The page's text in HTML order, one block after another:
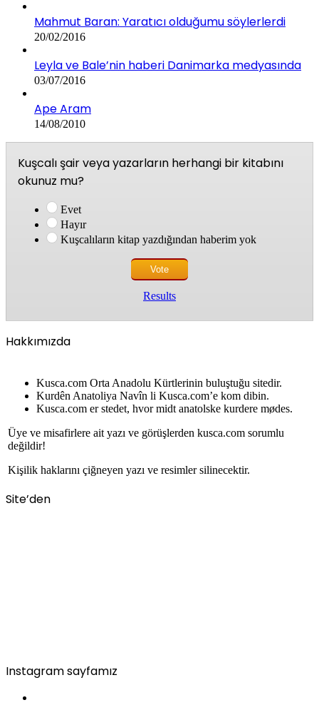
Mahmut Baran: Yaratıcı olduğumu söylerlerdi
20/02/2016
Leyla ve Bale’nin haberi Danimarka medyasında
03/07/2016
Ape Aram
14/08/2010
Kuşcalı şair veya yazarların herhangi bir kitabını
okunuz mu?
Evet
Hayır
Kuşcalıların kitap yazdığından haberim yok
Results
Hakkımızda
Kusca.com Orta Anadolu Kürtlerinin buluştuğu sitedir.
Kurdên Anatoliya Navîn li Kusca.com’e kom dibin.
Kusca.com er stedet, hvor midt anatolske kurdere mødes.
Üye ve misafirlere ait yazı ve görüşlerden kusca.com sorumlu
değildir!
Kişilik haklarını çiğneyen yazı ve resimler silinecektir.
Site’den
Instagram sayfamız